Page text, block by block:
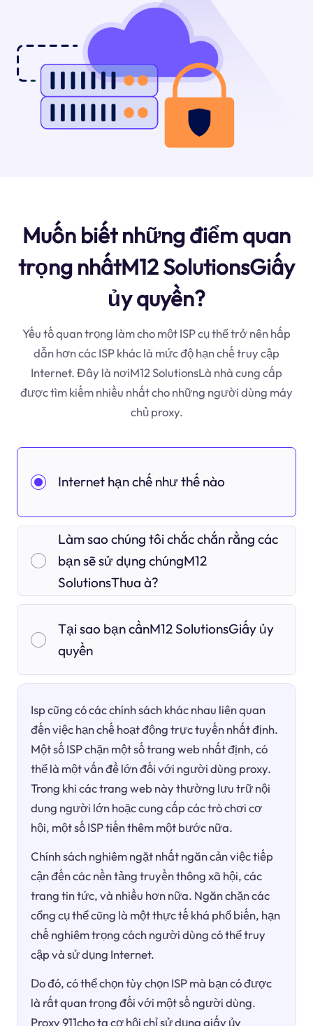
Muốn biết những điểm quan
trọng nhấtM12 SolutionsGiấy
ủy quyền?
Yếu tố quan trọng làm cho một ISP cụ thể trở nên hấp
dẫn hơn các ISP khác là mức độ hạn chế truy cập
Internet. Đây là nơiM12 SolutionsLà nhà cung cấp
được tìm kiếm nhiều nhất cho những người dùng máy
chủ proxy.
Internet hạn chế như thế nào
Làm sao chúng tôi chắc chắn rằng các
bạn sẽ sử dụng chúngM12
SolutionsThua à?
Tại sao bạn cầnM12 SolutionsGiấy ủy
quyền
Isp cũng có các chính sách khác nhau liên quan
đến việc hạn chế hoạt động trực tuyến nhất định.
Một số ISP chặn một số trang web nhất định, có
thể là một vấn đề lớn đối với người dùng proxy.
Trong khi các trang web này thường lưu trữ nội
dung người lớn hoặc cung cấp các trò chơi cơ
hội, một số ISP tiến thêm một bước nữa.
Chính sách nghiêm ngặt nhất ngăn cản việc tiếp
cận đến các nền tảng truyền thông xã hội, các
trang tin tức, và nhiều hơn nữa. Ngăn chặn các
cổng cụ thể cũng là một thực tế khá phổ biến, hạn
chế nghiêm trọng cách người dùng có thể truy
cập và sử dụng Internet.
Do đó, có thể chọn tùy chọn ISP mà bạn có được
là rất quan trọng đối với một số người dùng.
Proxy 911cho ta cơ hội chỉ sử dụng giấy ủy